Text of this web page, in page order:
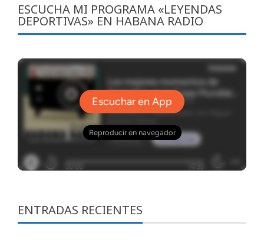
ESCUCHA MI PROGRAMA «LEYENDAS
DEPORTIVAS» EN HABANA RADIO
ENTRADAS RECIENTES